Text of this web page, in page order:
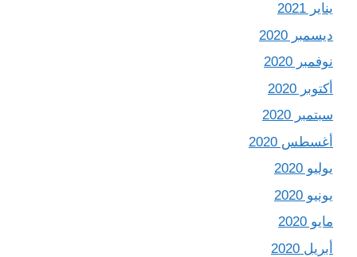
يناير 2021
ديسمبر 2020
نوفمبر 2020
أكتوبر 2020
سبتمبر 2020
أغسطس 2020
يوليو 2020
يونيو 2020
مايو 2020
أبريل 2020